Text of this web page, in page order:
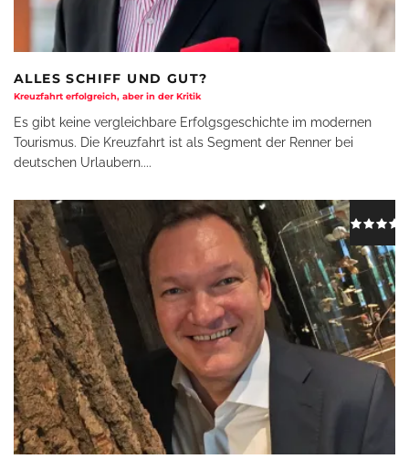
ALLES SCHIFF UND GUT?
Kreuzfahrt erfolgreich, aber in der Kritik
Es gibt keine vergleichbare Erfolgsgeschichte im modernen
Tourismus. Die Kreuzfahrt ist als Segment der Renner bei
deutschen Urlaubern....